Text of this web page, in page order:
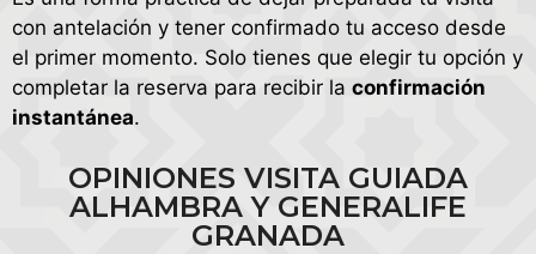
con antelación y tener confirmado tu acceso desde
el primer momento. Solo tienes que elegir tu opción y
completar la reserva para recibir la confirmación
instantánea.
OPINIONES VISITA GUIADA
ALHAMBRA Y GENERALIFE
GRANADA